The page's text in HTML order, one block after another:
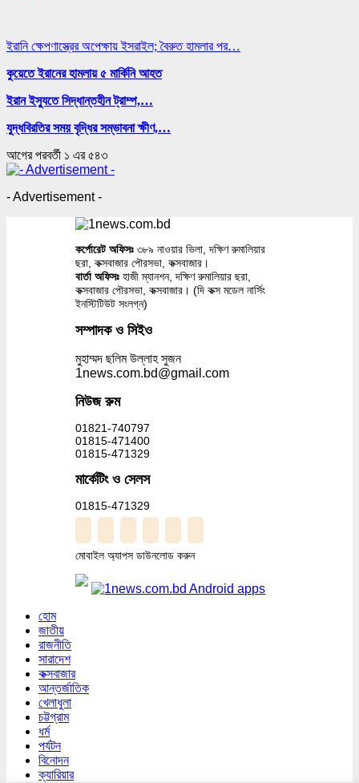
ইরানি ক্ষেপণাস্ত্রের অপেক্ষায় ইসরাইল; বৈরুত হামলার পর…
কুয়েতে ইরানের হামলায় ৫ মার্কিনি আহত
ইরান ইস্যুতে সিদ্ধান্তহীন ট্রাম্প,…
যুদ্ধবিরতির সময় বৃদ্ধির সম্ভাবনা ক্ষীণ,…
আগেরপরবর্তী ১ এর ৫৪৩
- Advertisement -
কর্পোরেট অফিসঃ ৩৮৯ নাওয়ার ভিলা, দক্ষিণ রুমালিয়ার
ছরা, কক্সবাজার পৌরসভা, কক্সবাজার।
বার্তা অফিসঃহাজী ম্যানশন, দক্ষিণ রুমালিয়ার ছরা,
কক্সবাজার পৌরসভা, কক্সবাজার। (দি কক্স মডেল নার্সিং
ইনস্টিটিউট সংলগ্ন)
সম্পাদক ও সিইও
মুহাম্মদ ছলিম উল্লাহ সুজন
1news.com.bd@gmail.com
নিউজ রুম
01821-740797
01815-471400
01815-471329
মার্কেটিং ও সেলস
01815-471329
মোবাইল অ্যাপস ডাউনলোড করুন
হোম
জাতীয়
রাজনীতি
সারাদেশ
কক্সবাজার
আন্তর্জাতিক
খেলাধুলা
চট্টগ্রাম
ধর্ম
পর্যটন
বিনোদন
ক্যারিয়ার